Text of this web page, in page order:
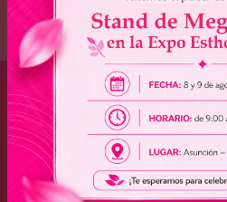
Brasil
(045) 3528-9053 -
(045) 3025-7072 -
(045) 3025-